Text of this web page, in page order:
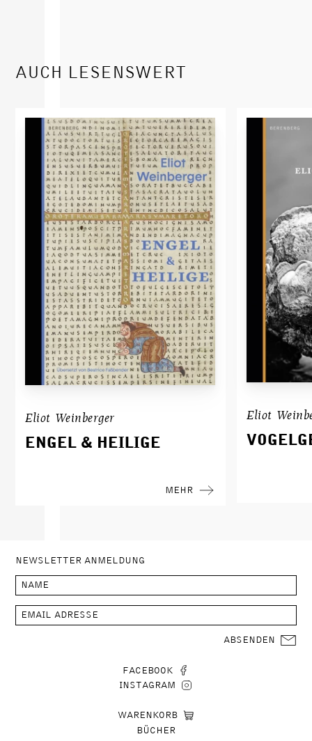
AUCH LESENSWERT
Eliot Weinberger
ENGEL & HEILIGE
MEHR
Eliot
NEWSLETTER ANMELDUNG
ABSENDEN
FACEBOOK
INSTAGRAM
WARENKORB
BÜCHER